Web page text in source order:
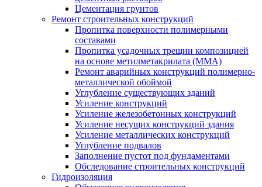
Цементация грунтов
Ремонт строительных конструкций
Пропитка поверхности полимерными
составами
Пропитка усадочных трещин композицией
на основе метилметакрилата (ММА)
Ремонт аварийных конструкций полимерно-
металлической обоймой
Углубление существующих зданий
Усиление конструкций
Усиление железобетонных конструкций
Усиление несущих конструкций здания
Усиление металлических конструкций
Углубление подвалов
Заполнение пустот под фундаментами
Обследование строительных конструкций
Гидроизоляция